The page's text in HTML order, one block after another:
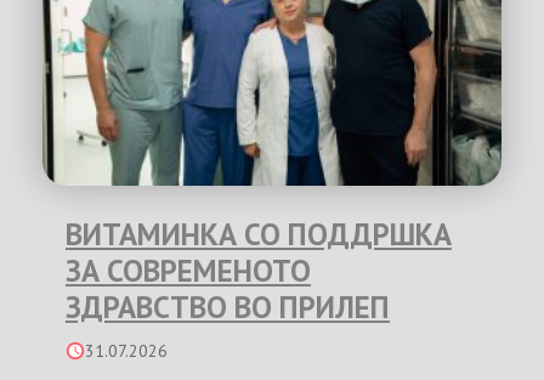
ВИТАМИНКА СО ПОДДРШКА
ЗА СОВРЕМЕНОТО
ЗДРАВСТВО ВО ПРИЛЕП
31.07.2026